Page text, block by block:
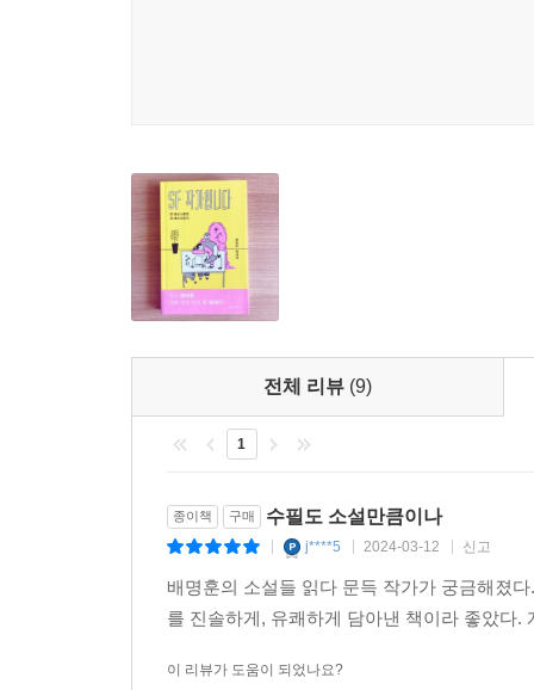
--- p.203
SF에 담긴 미래는 현재의 반영이다. 단지 현재가
대의 병종이 하필 해병대인 이유는 무엇일까? 실
잠재적으로 공군의 진출 영역이다. 그렇다면 왜
바꾸는 것이 더 좋은 선택일까? 꼭 그렇지는 않
반영하는 역할을 하게 될 것이다.
현실과 지향을 담은 글(「프리랜서 유목민」)들은
3부 ‘세계를 조립합니다’에서는 작가의 삶과 소
이야기라면, 3부에서는 그 논의가 더욱 확장되고
이야기가 펼쳐진다. 삼국지를 통해 ‘세계’에 대
현실을 구성하는 중요한 요소임을 밝히는(「
작가를 작가로 만들어가는 것에 대한 이야기(「
작가가 지닌 사회적 책무를 새삼 일깨운다.
이 책의 제목인 “SF 작가입니다”는 작가 배명훈
조망해보는 계기가 될 것이다.
전체 리뷰 (9)
1
종이책 구매 수필도 소설만큼이나
j****5 2024-03-12 신고
배명훈의 소설들 읽다 문득 작가가 궁금해졌
를 진솔하게, 유쾌하게 담아낸 책이라 좋았다
이 리뷰가 도움이 되었나요?